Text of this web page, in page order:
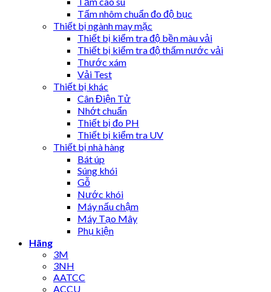
Tấm nhôm chuẩn đo độ bục
Thiết bị ngành may mặc
Thiết bị kiểm tra độ bền màu vải
Thiết bị kiểm tra độ thấm nước vải
Thước xám
Vải Test
Thiết bị khác
Cân Điện Tử
Nhớt chuẩn
Thiết bị đo PH
Thiết bị kiểm tra UV
Thiết bị nhà hàng
Bát úp
Súng khói
Gỗ
Nước khói
Máy nấu chậm
Máy Tạo Mây
Phụ kiện
Hãng
3M
3NH
AATCC
ACCU